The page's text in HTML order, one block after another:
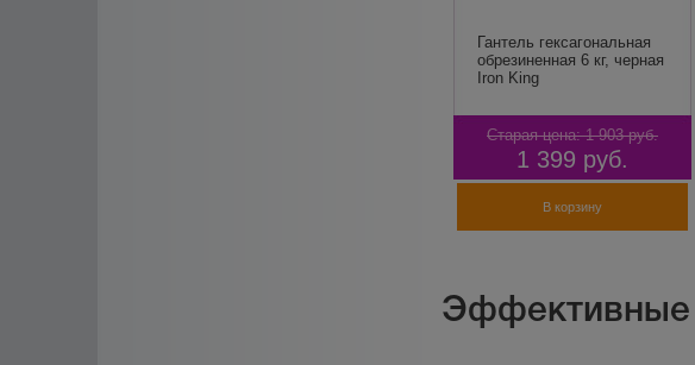
Гантель гексагональная
обрезиненная 6 кг, черная
Iron King
Старая цена: 1 903 руб.
1 399 руб.
В корзину
Эффективные